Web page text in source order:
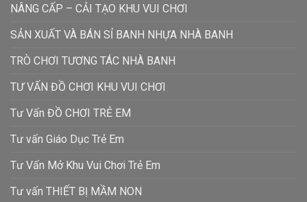
NÂNG CẤP – CẢI TẠO KHU VUI CHƠI
SẢN XUẤT VÀ BÁN SỈ BANH NHỰA NHÀ BANH
TRÒ CHƠI TƯƠNG TÁC NHÀ BANH
TƯ VẤN ĐỒ CHƠI KHU VUI CHƠI
Tư Vấn ĐỒ CHƠI TRẺ EM
Tư vấn Giáo Dục Trẻ Em
Tư Vấn Mở Khu Vui Chơi Trẻ Em
Tư vấn THIẾT BỊ MẦM NON